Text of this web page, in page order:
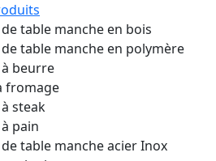
table manche en bois
table manche en polymère
beurre
fromage
steak
pain
table manche acier Inox